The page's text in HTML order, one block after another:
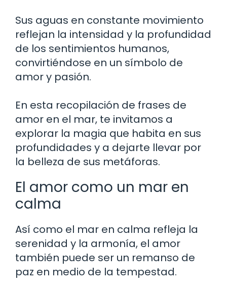
Sus aguas en constante movimiento
reflejan la intensidad y la profundidad
de los sentimientos humanos,
convirtiéndose en un símbolo de
amor y pasión.
En esta recopilación de frases de
amor en el mar, te invitamos a
explorar la magia que habita en sus
profundidades y a dejarte llevar por
la belleza de sus metáforas.
El amor como un mar en
calma
Así como el mar en calma refleja la
serenidad y la armonía, el amor
también puede ser un remanso de
paz en medio de la tempestad.